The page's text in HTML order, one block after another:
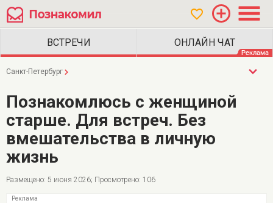
Санкт-Петербург
Познакомлюсь с женщиной
старше. Для встреч. Без
вмешательства в личную
жизнь
Размещено: 5 июня 2026; Просмотрено: 106